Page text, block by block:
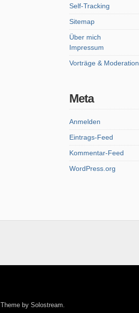
Self-Tracking
Sitemap
Über mich
Impressum
Vorträge & Moderation
Meta
Anmelden
Eintrags-Feed
Kommentar-Feed
WordPress.org
Theme by Solostream.